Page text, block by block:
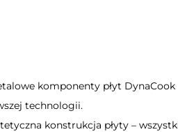
komponenty płyt
technologii.
konstrukcja płyty –